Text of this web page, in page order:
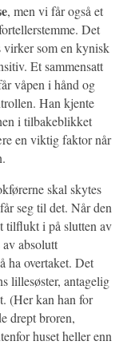
, men vi får også et
Det
virker som en kynisk
Et sammensatt
våpen i hånd og
Han kjente
i tilbakeblikket
en viktig faktor når
skal skytes
seg til det. Når den
tilflukt i på slutten av
absolutt
ha overtaket. Det
lillesøster, antagelig
(Her kan han for
drept broren,
huset heller enn